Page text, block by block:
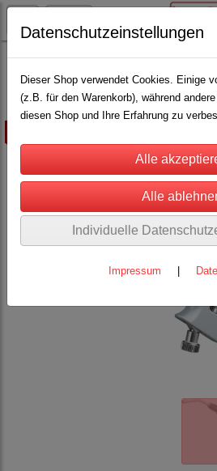
Schäfereibedarf Eingabespritzen /
Datenschutzeinstellungen
Dieser Shop verwendet Cookies. Einige
(z.B. für den Warenkorb), während
diesen Shop und Ihre Erfahrung zu
Individuelle
Impressum